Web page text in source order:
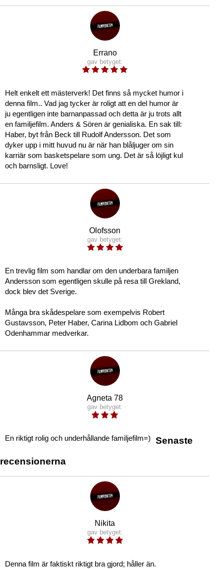
Errano
gav betyget:
Helt enkelt ett mästerverk! Det finns så mycket humor i
denna film.. Vad jag tycker är roligt att en del humor är
ju egentligen inte barnanpassad och detta är ju trots allt
en familjefilm. Anders & Sören är genialiska. En sak till:
Haber, byt från Beck till Rudolf Andersson. Det som
dyker upp i mitt huvud nu är när han blåljuger om sin
karriär som basketspelare som ung. Det är så löjligt kul
och barnsligt. Love!
Olofsson
gav betyget:
En trevlig film som handlar om den underbara familjen
Andersson som egentligen skulle på resa till Grekland,
dock blev det Sverige.
Många bra skådespelare som exempelvis Robert
Gustavsson, Peter Haber, Carina Lidbom och Gabriel
Odenhammar medverkar.
Agneta 78
gav betyget:
En riktigt rolig och underhållande familjefilm=)
Senaste
recensionerna
Nikita
gav betyget:
Denna film är faktiskt riktigt bra gjord; håller än.